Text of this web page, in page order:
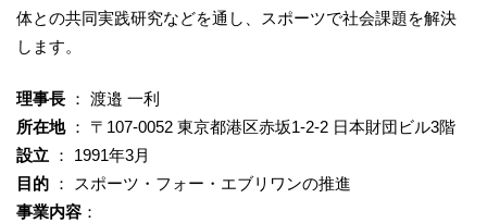
体との共同実践研究などを通し、スポーツで社会課題を解決
します。
理事長 ： 渡邉 一利
所在地 ： 〒107-0052 東京都港区赤坂1-2-2 日本財団ビル3階
設立 ： 1991年3月
目的 ： スポーツ・フォー・エブリワンの推進
事業内容 ：